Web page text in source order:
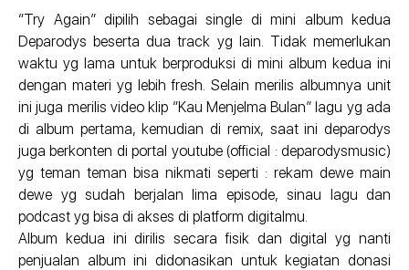
“Try Again” dipilih sebagai single di mini album kedua
Deparodys beserta dua track yg lain. Tidak memerlukan
waktu yg lama untuk berproduksi di mini album kedua ini
dengan materi yg lebih fresh. Selain merilis albumnya unit
ini juga merilis video klip “Kau Menjelma Bulan” lagu yg ada
di album pertama, kemudian di remix, saat ini deparodys
juga berkonten di portal youtube (official : deparodysmusic)
yg teman teman bisa nikmati seperti : rekam dewe main
dewe yg sudah berjalan lima episode, sinau lagu dan
podcast yg bisa di akses di platform digitalmu.
Album kedua ini dirilis secara fisik dan digital yg nanti
penjualan album ini didonasikan untuk kegiatan donasi